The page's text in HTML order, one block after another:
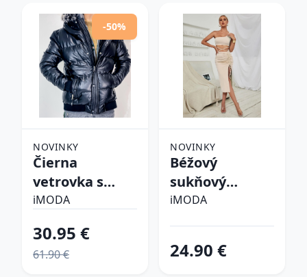
-50%
NOVINKY
Čierna
vetrovka s
kapucňou
iMODA
30.95 €
61.90 €
NOVINKY
Béžový
sukňový
komplet
iMODA
24.90 €